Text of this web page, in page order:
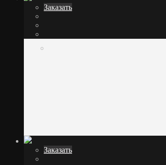
Заказать
Заказать